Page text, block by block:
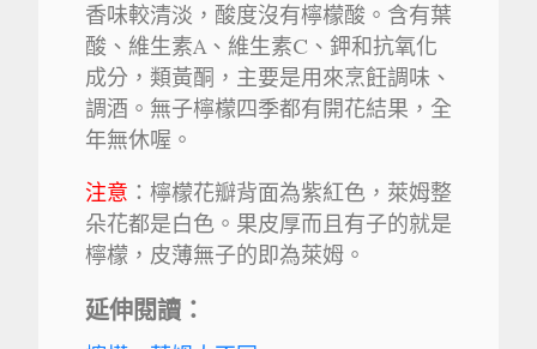
香味較清淡，酸度沒有檸檬酸。含有葉
酸、維生素A、維生素C、鉀和抗氧化
成分，類黃酮，主要是用來烹飪調味、
調酒。無子檸檬四季都有開花結果，全
年無休喔。
注意 ：檸檬花瓣背面為紫紅色，萊姆整
朵花都是白色。果皮厚而且有子的就是
檸檬，皮薄無子的即為萊姆。
延伸閱讀：